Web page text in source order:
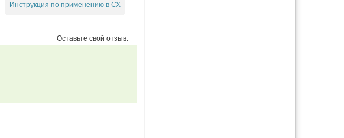
Инструкция по применению в СХ
Оставьте свой отзыв: